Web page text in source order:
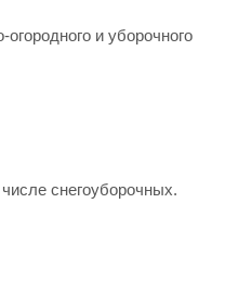
и уборочного
снегоуборочных.